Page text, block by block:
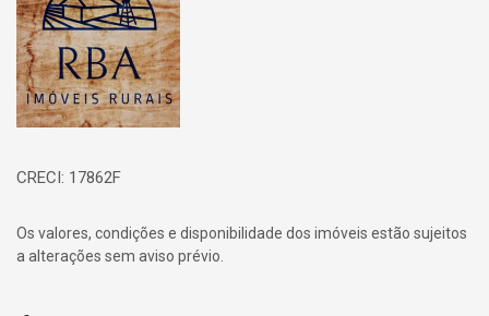
CRECI: 17862F
Os valores, condições e disponibilidade dos imóveis estão sujeitos
a alterações sem aviso prévio.